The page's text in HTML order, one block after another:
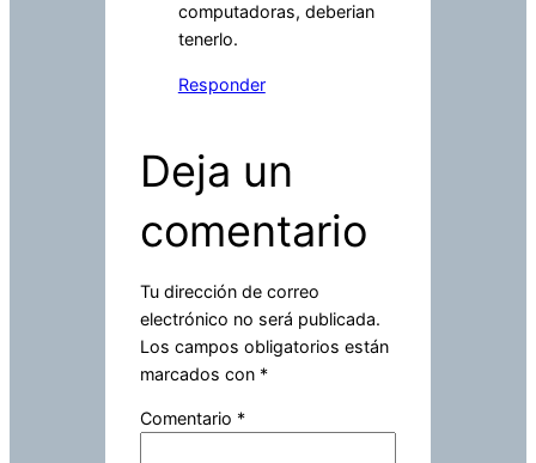
computadoras, deberian
tenerlo.
Responder
Deja un
comentario
Tu dirección de correo
electrónico no será publicada.
Los campos obligatorios están
marcados con *
Comentario *